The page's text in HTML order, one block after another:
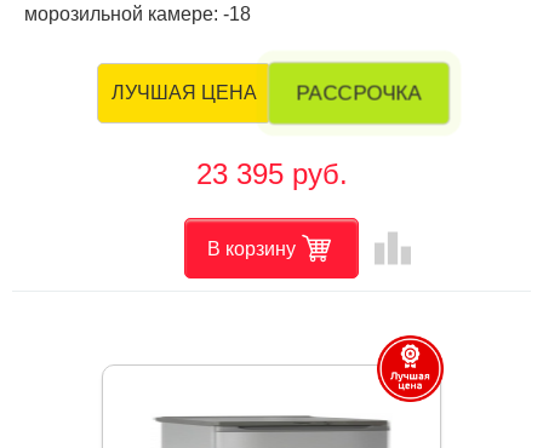
морозильной камере: -18
ЛУЧШАЯ ЦЕНА РАССРОЧКА
23 395 руб.
В корзину leaderboard